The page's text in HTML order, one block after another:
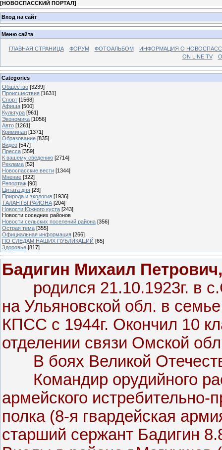
[НОВОСПАССКИЙ ПОРТАЛ]
Вход на сайт
Меню сайта
ГЛАВНАЯ СТРАНИЦА ФОРУМ ФОТОАЛЬБОМ
ИНФОРМАЦИЯ О
ON LINE TV
Categories
Общество [3239]
Происшествия [1631]
Спорт [1568]
Афиша [500]
Культура [961]
Экономика [1056]
Авто [1261]
Криминал [1371]
Образование [835]
Видео [547]
Пресса [359]
К вашему сведению [2714]
Реклама [52]
Новоспасские вести [1344]
Мнение [322]
Репортаж [90]
Цитата дня [23]
Природа и экология [1936]
ТАЛАНТЫ РАЙОНА [204]
Новости Южного куста [243]
Новости соседних районов
Новости сельских поселений района [356]
Острая тема [355]
Официальная информация [266]
ПО СЛЕДАМ НАШИХ ПУБЛИКАЦИЙ [65]
Здоровье [817]
Бадигин Михаил Петрович,
родился 21.10.1923г. в
на Ульяновской обл. в
КПСС с 1944г. Окончил 10
отделении связи Омской
В боях Великой
Командир орудийного
армейского истребительно-
полка (8-я гвардейская
старший сержант Бадигин